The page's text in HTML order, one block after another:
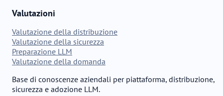
Valutazioni
Valutazione della distribuzione
Valutazione della sicurezza
Preparazione LLM
Valutazione della domanda
Base di conoscenze aziendali per piattaforma, distribuzione,
sicurezza e adozione LLM.